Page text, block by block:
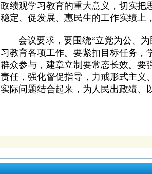
政绩观学习教育的重大意义，切实把
稳定、促发展、惠民生的工作实绩上
会议要求，要围绕“立党为公、为
习教育各项工作。要紧扣目标任务，
群众参与，建章立制要常态长效。要
责任，强化督促指导，力戒形式主义
实际问题结合起来，为人民出政绩、